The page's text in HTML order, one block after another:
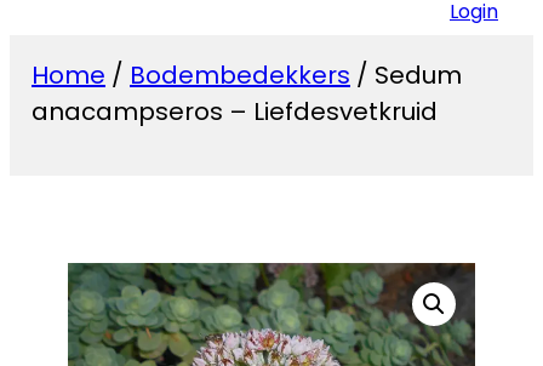
Login
Home / Bodembedekkers / Sedum
anacampseros – Liefdesvetkruid